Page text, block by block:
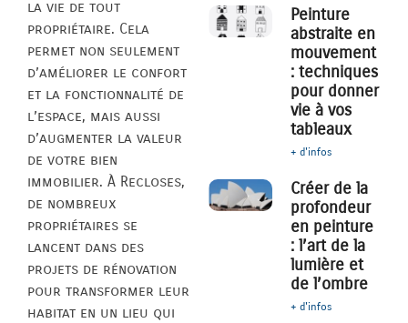
la vie de tout
propriétaire. Cela
permet non seulement
d’améliorer le confort
et la fonctionnalité de
l’espace, mais aussi
d’augmenter la valeur
de votre bien
immobilier. À Recloses,
de nombreux
propriétaires se
lancent dans des
projets de rénovation
pour transformer leur
habitat en un lieu qui
Peinture
abstraite en
mouvement
: techniques
pour donner
vie à vos
tableaux
+ d'infos
Créer de la
profondeur
en peinture
: l’art de la
lumière et
de l’ombre
+ d'infos